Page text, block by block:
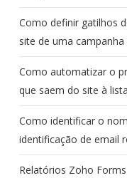
Como definir gatilhos
site de uma
Como automatizar o
que saem do site à
Como identificar o
identificação de email
Relatórios Zoho Forms